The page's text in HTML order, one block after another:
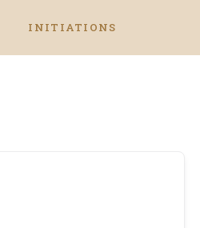
INITIATIONS